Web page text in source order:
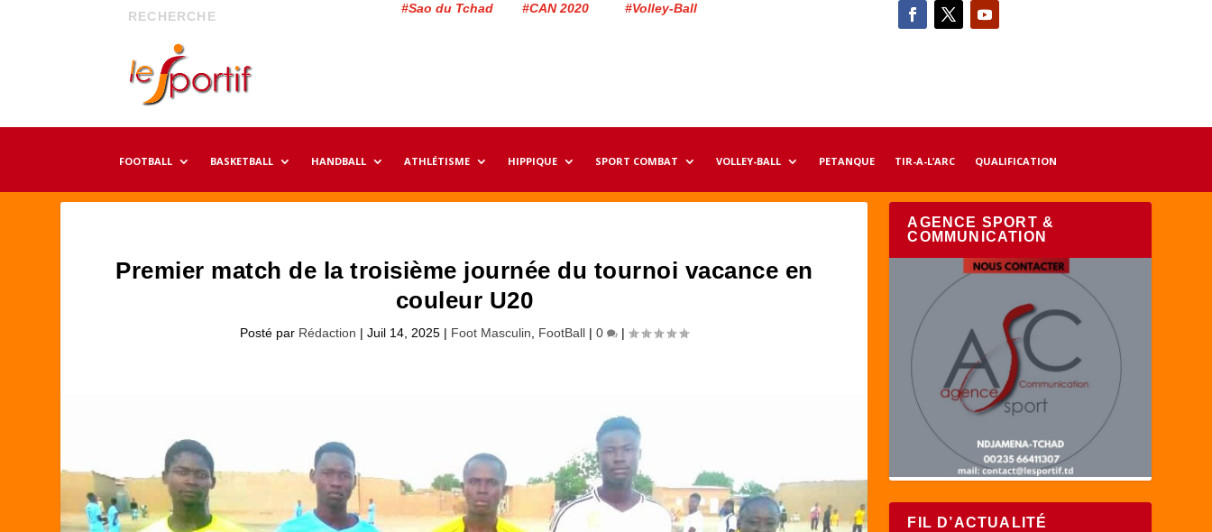
#Sao du Tchad #CAN 2020 #Volley-Ball
FOOTBALL BASKETBALL HANDBALL ATHLÉTISME HIPPIQUE SPORT COMBAT VOLLEY-BALL PETANQUE TIR-A-L’ARC QUALIFICATION
Premier match de la troisième journée du tournoi vacance en
couleur U20
Posté par Rédaction |Juil 14, 2025 | Foot Masculin FootBall |0 |
AGENCE SPORT &
COMMUNICATION
FIL D’ACTUALITÉ